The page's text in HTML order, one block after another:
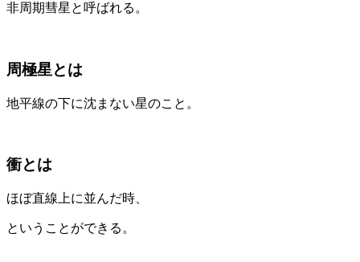
非周期彗星と呼ばれる。
周極星とは
地平線の下に沈まない星のこと。
衝とは
ほぼ直線上に並んだ時、
ということができる。